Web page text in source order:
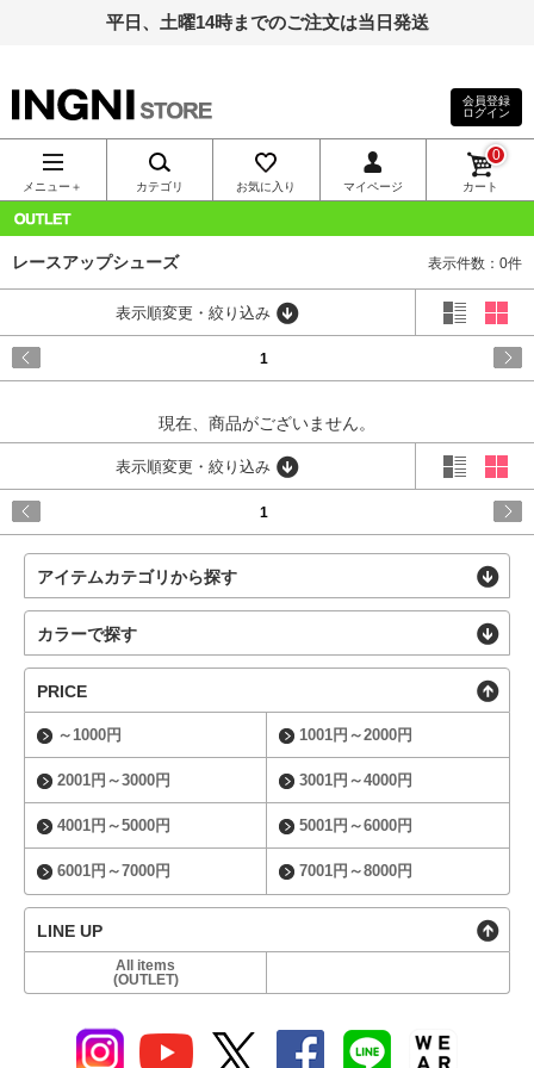
平日、土曜14時までのご注文は当日発送
INGNI（イン
グ）公式通
販｜INGNI
STORE
会員登録
ログイン
メニュー＋ カテゴリ お気に入り マイページ カート
0
レースアップシューズ 表示件数：0件
表示順変更・絞り込み
1
現在、商品がございません。
表示順変更・絞り込み
1
アイテムカテゴリから探す
カラーで探す
PRICE
～1000円 1001円～2000円
2001円～3000円 3001円～4000円
4001円～5000円 5001円～6000円
6001円～7000円 7001円～8000円
LINE UP
All items
(OUTLET)